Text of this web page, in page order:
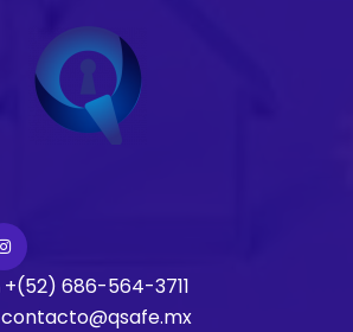
+(52) 686-564-3711
contacto@qsafe.mx